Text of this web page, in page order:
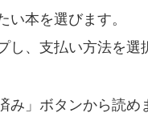
い本を選びます。
し、支払い方法を選
み」ボタンから読め